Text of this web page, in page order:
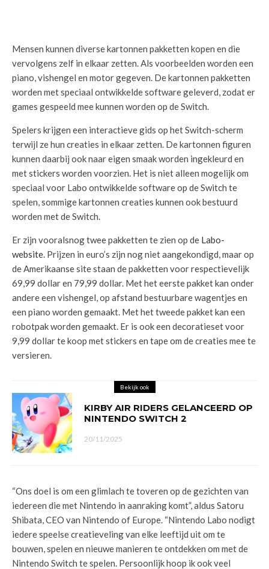
Mensen kunnen diverse kartonnen pakketten kopen en die
vervolgens zelf in elkaar zetten. Als voorbeelden worden een
piano, vishengel en motor gegeven. De kartonnen pakketten
worden met speciaal ontwikkelde software geleverd, zodat er
games gespeeld mee kunnen worden op de Switch.
Spelers krijgen een interactieve gids op het Switch-scherm
terwijl ze hun creaties in elkaar zetten. De kartonnen figuren
kunnen daarbij ook naar eigen smaak worden ingekleurd en
met stickers worden voorzien. Het is niet alleen mogelijk om
speciaal voor Labo ontwikkelde software op de Switch te
spelen, sommige kartonnen creaties kunnen ook bestuurd
worden met de Switch.
Er zijn vooralsnog twee pakketten te zien op de Labo-
website. Prijzen in euro’s zijn nog niet aangekondigd, maar op
de Amerikaanse site staan de pakketten voor respectievelijk
69,99 dollar en 79,99 dollar. Met het eerste pakket kan onder
andere een vishengel, op afstand bestuurbare wagentjes en
een piano worden gemaakt. Met het tweede pakket kan een
robotpak worden gemaakt. Er is ook een decoratieset voor
9,99 dollar te koop met stickers en tape om de creaties mee te
versieren.
Bekijk ook
KIRBY AIR RIDERS GELANCEERD OP
NINTENDO SWITCH 2
20/11/2025
“Ons doel is om een glimlach te toveren op de gezichten van
iedereen die met Nintendo in aanraking komt”, aldus Satoru
Shibata, CEO van Nintendo of Europe. “Nintendo Labo nodigt
iedere speelse creatieveling van elke leeftijd uit om te
bouwen, spelen en nieuwe manieren te ontdekken om met de
Nintendo Switch te spelen. Persoonlijk hoop ik ook veel